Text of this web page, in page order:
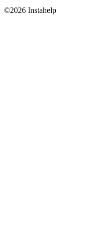
©2026 Instahelp